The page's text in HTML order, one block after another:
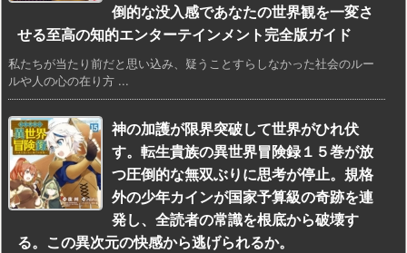
倒的な没入感であなたの世界観を一変さ
せる至高の知的エンターテインメント完全版ガイド
私たちが当たり前だと思い込み、疑うことすらしなかった社会のルー
ルや人の心の在り方 ...
神の加護が限界突破して世界がひれ伏
す。転生貴族の異世界冒険録１５巻が放
つ圧倒的な無双ぶりに思考が停止。規格
外の少年カインが国家予算級の奇跡を連
発し、全読者の常識を根底から破壊す
る。この異次元の快感から逃げられるか。